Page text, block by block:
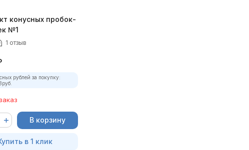
конусных пробок-
№1
1 отзыв
рублей за покупку:
руб.
В корзину
в 1 клик